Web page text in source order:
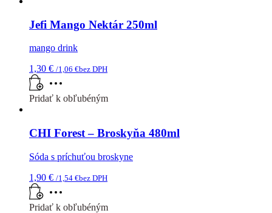
Jefi Mango Nektár 250ml
mango drink
1,30 € /1,06 €bez DPH
Pridať k obľubéným
CHI Forest – Broskyňa 480ml
Sóda s príchuťou broskyne
1,90 € /1,54 €bez DPH
Pridať k obľubéným